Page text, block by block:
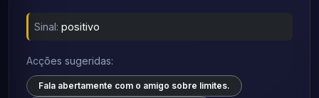
Sinal: positivo
Acções sugeridas:
Fala abertamente com o amigo sobre limites.